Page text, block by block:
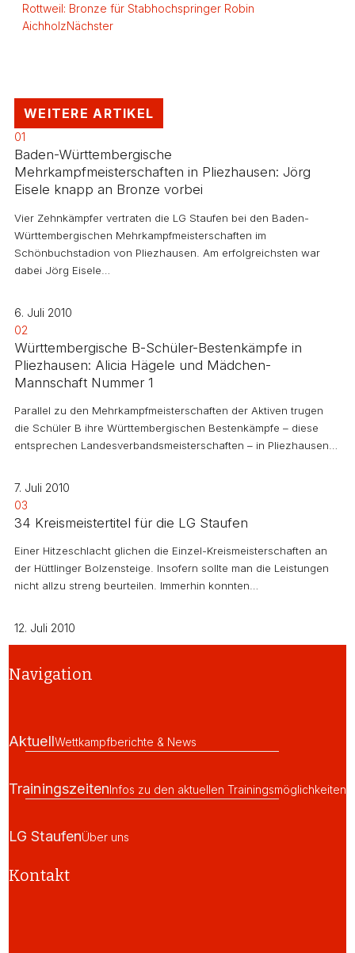
Rottweil: Bronze für Stabhochspringer Robin
AichholzNächster
WEITERE ARTIKEL
01
Baden-Württembergische
Mehrkampfmeisterschaften in Pliezhausen: Jörg
Eisele knapp an Bronze vorbei
Vier Zehnkämpfer vertraten die LG Staufen bei den Baden-
Württembergischen Mehrkampfmeisterschaften im
Schönbuchstadion von Pliezhausen. Am erfolgreichsten war
dabei Jörg Eisele…
6. Juli 2010
02
Württembergische B-Schüler-Bestenkämpfe in
Pliezhausen: Alicia Hägele und Mädchen-
Mannschaft Nummer 1
Parallel zu den Mehrkampfmeisterschaften der Aktiven trugen
die Schüler B ihre Württembergischen Bestenkämpfe – diese
entsprechen Landesverbandsmeisterschaften – in Pliezhausen…
7. Juli 2010
03
34 Kreismeistertitel für die LG Staufen
Einer Hitzeschlacht glichen die Einzel-Kreismeisterschaften an
der Hüttlinger Bolzensteige. Insofern sollte man die Leistungen
nicht allzu streng beurteilen. Immerhin konnten…
12. Juli 2010
Navigation
AktuellWettkampfberichte & News
TrainingszeitenInfos zu den aktuellen Trainingsmöglichkeiten
LG StaufenÜber uns
Kontakt